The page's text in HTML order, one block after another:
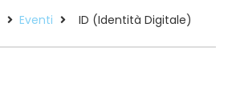
Eventi ID (Identità Digitale)